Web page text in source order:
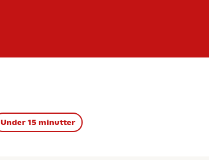
Under 15 minutter